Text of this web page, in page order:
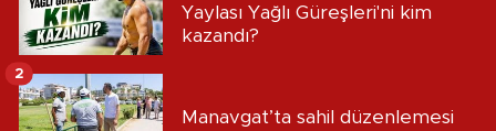
Yaylası Yağlı Güreşleri'ni kim
kazandı?
Manavgat’ta sahil düzenlemesi
2